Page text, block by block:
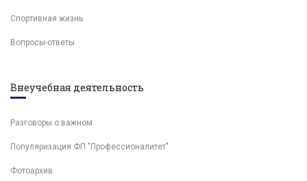
Спортивная жизнь
Вопросы-ответы
Внеучебная деятельность
Разговоры о важном
Популяризация ФП "Профессионалитет"
Фотоархив